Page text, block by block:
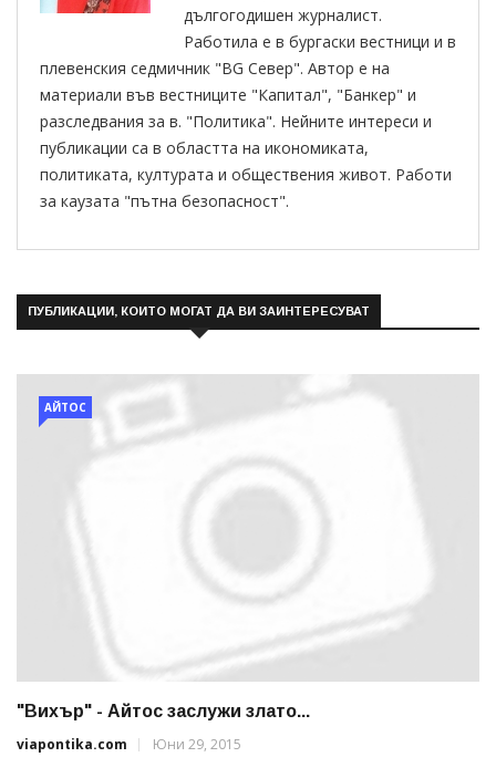
дългогодишен журналист.
Работила е в бургаски вестници и в
плевенския седмичник "BG Север". Автор е на
материали във вестниците "Капитал", "Банкер" и
разследвания за в. "Политика". Нейните интереси и
публикации са в областта на икономиката,
политиката, културата и обществения живот. Работи
за каузата "пътна безопасност".
ПУБЛИКАЦИИ, КОИТО МОГАТ ДА ВИ ЗАИНТЕРЕСУВАТ
АЙТОС
"Вихър" - Айтос заслужи злато...
viapontika.com
Юни 29, 2015